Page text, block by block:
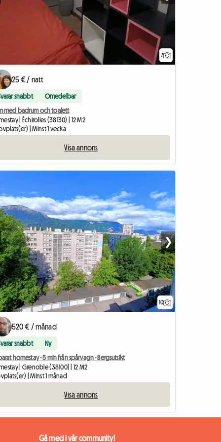
7
25 € / natt
snabbt Omedelbar
med badrum och toalett
| Échirolles (38130) | 12 M2
| Minst 1 vecka
Visa annons
10
❯
520 € / månad
snabbt Ny
homestay - 5 min från spårvagn - Bergsutsikt
| Grenoble (38100) | 12 M2
| Minst 1 månad
Visa annons
Gå med i vår community!